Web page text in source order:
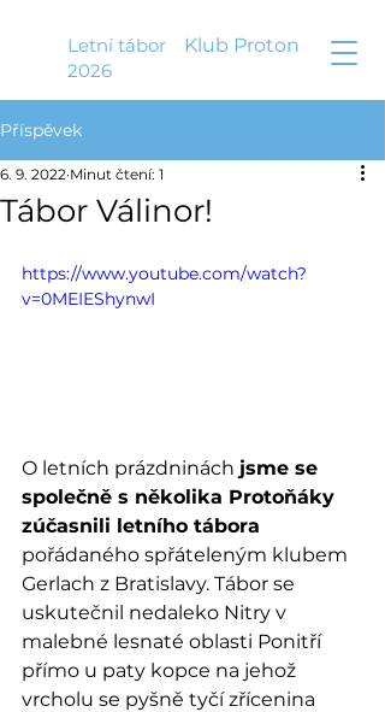
Letní tábor
2026
Klub Proton
Příspěvek
Tábor Válinor!
6. 9. 2022 Minut čtení: 1
https://www.youtube.com/watch?
v=0MEIEShynwI
O letních prázdninách jsme se
společně s několika Protoňáky
zúčasnili letního tábora
pořádaného spřáteleným klubem
Gerlach z Bratislavy. Tábor se
uskutečnil nedaleko Nitry v
malebné lesnaté oblasti Ponitří
přímo u paty kopce na jehož
vrcholu se pyšně tyčí zřícenina